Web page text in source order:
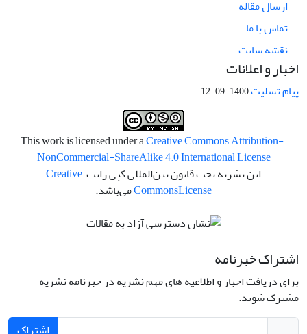
ارسال مقاله
تماس با ما
نقشه سایت
اخبار و اعلانات
پیام تسلیت1400-09-12
.This work is licensed under a
Creative Commons Attribution-
NonCommercial-ShareAlike 4.0 International License
این نشریه تحت قانون بین‌المللی کپی رایت Creative
CommonsLicense می‌باشد.
اشتراک خبرنامه
برای دریافت اخبار و اطلاعیه های مهم نشریه در خبرنامه نشریه
مشترک شوید.